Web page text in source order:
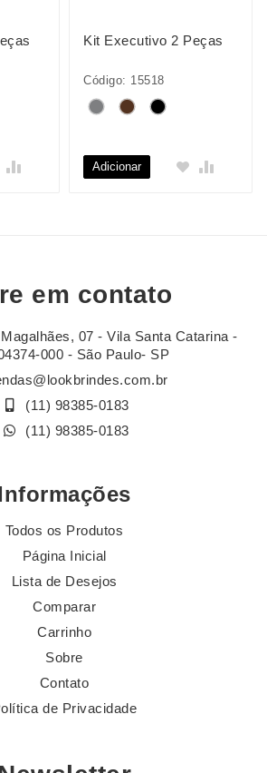
Kit Executivo 2 Peças
Código: 15518
Adicionar
em contato
07 - Vila Santa Catarina -
000 - São Paulo- SP
(11) 98385-0183
(11) 98385-0183
Todos os Produtos
Página Inicial
Lista de Desejos
Comparar
Carrinho
Sobre
Contato
de Privacidade